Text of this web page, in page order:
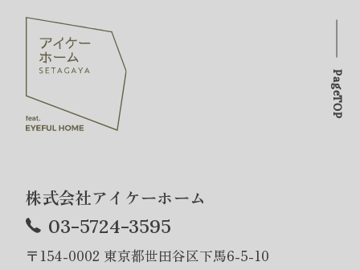
株式会社アイケーホーム
03-5724-3595
〒154-0002 東京都世田谷区下馬6-5-10
PageTOP